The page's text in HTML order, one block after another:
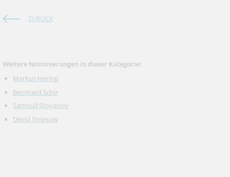
ZURÜCK
Weitere Nominierungen in dieser Kategorie:
Markus Hering
Bernhard Schir
Samouil Stoyanov
Devid Striesow